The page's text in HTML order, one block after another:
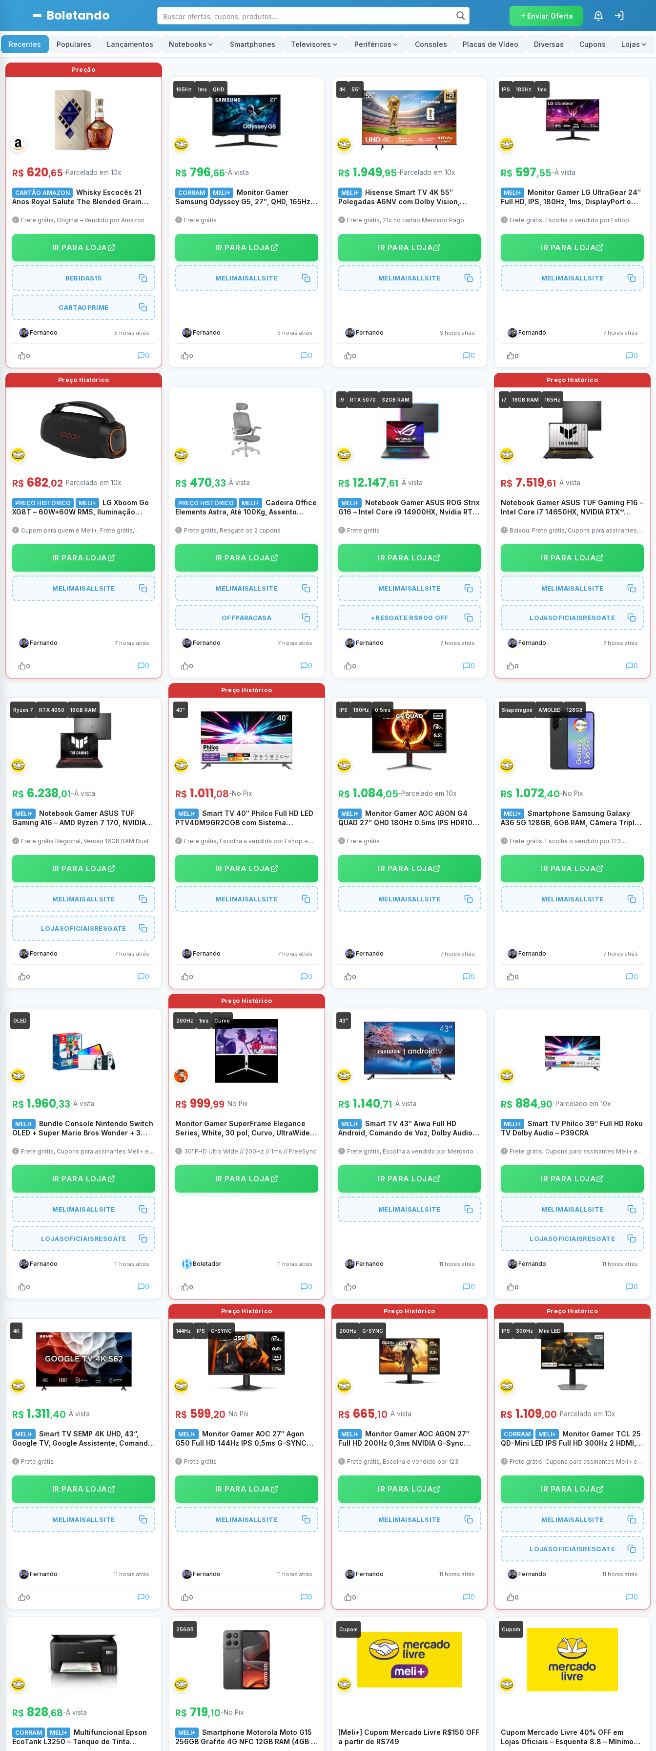
Boletando Enviar Oferta $
Recentes Populares Lançamentos Notebooks Smartphones Televisores Periféricos Consoles Placas de Vídeo Diversas Cupons Lojas
R$ 620,65–Parcelado em 10x
CARTÃO AMAZON
Whisky Escocês 21
Anos Royal Salute The Blended Grain
Frete grátis, Original – Vendido por Amazon
IR PARA LOJA
BEBIDAS15
CARTAOPRIME
Fernando 5 horas atrás
0 0
165Hz 1ms QHD
R$ 796,66–À vista
CORRAM MELI+
Monitor Gamer
Samsung Odyssey G5, 27″, QHD, 165Hz,
Frete grátis
IR PARA LOJA
MELIMAISALLSITE
Fernando 5 horas atrás
0 0
4K 55"
R$ 1.949,95–Parcelado em 10x
MELI+
Hisense Smart TV 4K 55″
Polegadas A6NV com Dolby Vision,
DTS Virtual X, Compatibilidade Alexa e
Frete grátis, 21x no cartão Mercado Pago
IR PARA LOJA
MELIMAISALLSITE
Fernando 6 horas atrás
0 0
IPS 180Hz 1ms
R$ 597,55–À vista
MELI+
Monitor Gamer LG UltraGear 24″
Full HD, IPS, 180Hz, 1ms, DisplayPort e
HDR10, sRGB 99% – 24GS60F-B
Frete grátis, Escolha o vendido por Eshop
IR PARA LOJA
MELIMAISALLSITE
Fernando 7 horas atrás
0 0
R$ 682,02–Parcelado em 10x
PREÇO HISTÓRICO MELI+
LG Xboom Go
XG8T – 60W+60W RMS, Iluminação
e Tweeters (x2)
Cupom para quem é Meli+, Frete grátis,
IR PARA LOJA
MELIMAISALLSITE
Fernando 7 horas atrás
0 0
R$ 470,33–À vista
PREÇO HISTÓRICO MELI+
Cadeira Office
Elements Astra, Até 100Kg, Assento
Mesh, Base em Nylon e Fibra de Vidro,
Frete grátis, Resgate os 2 cupons
IR PARA LOJA
MELIMAISALLSITE
OFFPARACASA
Fernando 7 horas atrás
0 0
i9 RTX 5070 32GB RAM
R$ 12.147,61–À vista
MELI+
Notebook Gamer ASUS ROG Strix
G16 – Intel Core i9 14900HX, Nvidia RTX
WINDOWS 11 Home, Tela 16″ 2.5K IPS
S5001W
Frete grátis
IR PARA LOJA
MELIMAISALLSITE
+RESGATE R$600 OFF
Fernando 7 horas atrás
0 0
i7 16GB RAM 165Hz
R$ 7.519,61–À vista
Notebook Gamer ASUS TUF Gaming F16 –
Intel Core i7 14650HX, NVIDIA RTX™
FHD+ 165Hz IPS, Linux, Mecha Gray –
Baixou, Frete grátis, Cupons para assinantes
IR PARA LOJA
MELIMAISALLSITE
LOJASOFICIAISRESGATE
Fernando 7 horas atrás
0 0
Ryzen 7 RTX 4050 16GB RAM
R$ 6.238,01–À vista
MELI+
Notebook Gamer ASUS TUF
Gaming A16 – AMD Ryzen 7 170, NVIDIA
16″ LED IPS FHD 144Hz – FA607NUQ-
Frete grátis Regional, Versão 16GB RAM Dual,
o mesmo, com outro nome
IR PARA LOJA
MELIMAISALLSITE
LOJASOFICIAISRESGATE
Fernando 7 horas atrás
0 0
40"
R$ 1.011,08–No Pix
MELI+
Smart TV 40″ Philco Full HD LED
PTV40M9GR2CGB com Sistema
Processador Quad-Core, Entradas USB e
Frete grátis, Escolha a vendida por Eshop +
IR PARA LOJA
MELIMAISALLSITE
Fernando 7 horas atrás
0 0
IPS 180Hz 0.5ms
R$ 1.084,05–Parcelado em 10x
MELI+
Monitor Gamer AOC AGON G4
QUAD 27″ QHD 180Hz 0.5ms IPS HDR10
Frete grátis
IR PARA LOJA
MELIMAISALLSITE
Fernando 7 horas atrás
0 0
Snapdragon AMOLED 128GB
R$ 1.072,40–No Pix
MELI+
Smartphone Samsung Galaxy
A36 5G 128GB, 6GB RAM, Câmera Tripla
NFC, Recursos AI e Snapdragon 6 Gen 3
Frete grátis, Escolha o vendido por 123
IR PARA LOJA
MELIMAISALLSITE
Fernando 7 horas atrás
0 0
OLED
R$ 1.960,33-À vista
MELI+
Bundle Console Nintendo Switch
OLED + Super Mario Bros Wonder + 3
Frete grátis, Cupons para assinantes Meli+ e
IR PARA LOJA
MELIMAISALLSITE
LOJASOFICIAISRESGATE
Fernando 11 horas atrás
0 0
200Hz 1ms Curvo
R$ 999,99- No Pix
Monitor Gamer SuperFrame Elegance
Series, White, 30 pol, Curvo, UltraWide,
HDMI/DP, SFEF-3015
30' FHD Ultra Wide // 200Hz // 1ms // FreeSync
IR PARA LOJA
Boletador 11 horas atrás
0 0
43"
R$ 1.140,71 -À vista
MELI+
Smart TV 43″ Aiwa Full HD
Android, Comando de Voz, Dolby Audio,
02-AFrete grátis, Escolha a vendida por Mercado
IR PARA LOJA
MELIMAISALLSITE
Fernando 11 horas atrás
0 0
R$ 884,90- Parcelado em 10x
MELI+
Smart TV Philco 39″ Full HD Roku
TV Dolby Audio – P39CRA
Frete grátis, Cupons para assinantes Meli+ e
IR PARA LOJA
MELIMAISALLSITE
LOJASOFICIAISRESGATE
Fernando 11 horas atrás
0 0
4K
R$ 1.311,40-À vista
MELI+
Smart TV SEMP 4K UHD, 43“,
Google TV, Google Assistente, Comando
Sem Bordas, Dolby Audio – 43S62
Frete grátis
IR PARA LOJA
MELIMAISALLSITE
Fernando 11 horas atrás
0 0
144Hz IPS G-SYNC
R$ 599,20- No Pix
MELI+
Monitor Gamer AOC 27″ Agon
G50 Full HD 144Hz IPS 0,5ms G-SYNC
Frete grátis
IR PARA LOJA
MELIMAISALLSITE
Fernando 11 horas atrás
0 0
200Hz G-SYNC
R$ 665,10-À vista
MELI+
Monitor Gamer AOC AGON 27″
Full HD 200Hz 0,3ms NVIDIA G-Sync
Frete grátis, Escolha o vendido por 123
IR PARA LOJA
MELIMAISALLSITE
Fernando 11 horas atrás
0 0
IPS 300Hz Mini LED
R$ 1.109,00- Parcelado em 10x
CORRAM MELI+
Monitor Gamer TCL 25
QD-Mini LED IPS Full HD 300Hz 2 HDMI,
Frete grátis, Cupons para assinantes Meli+ e
IR PARA LOJA
MELIMAISALLSITE
LOJASOFICIAISRESGATE
Fernando 11 horas atrás
0 0
R$ 828,68-À vista
CORRAM MELI+
Multifuncional Epson
EcoTank L3250 – Tanque de Tinta
256GB
R$ 719,10- No Pix
MELI+
Smartphone Motorola Moto G15
256GB Grafite 4G NFC 12GB RAM (4GB +
Cupom
[Meli+] Cupom Mercado Livre R$150 OFF
a partir de R$749
Cupom
Cupom Mercado Livre 40% OFF em
Lojas Oficiais – Esquenta 8.8 – Mínimo